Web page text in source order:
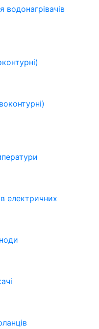
водонагрівачів
електричних